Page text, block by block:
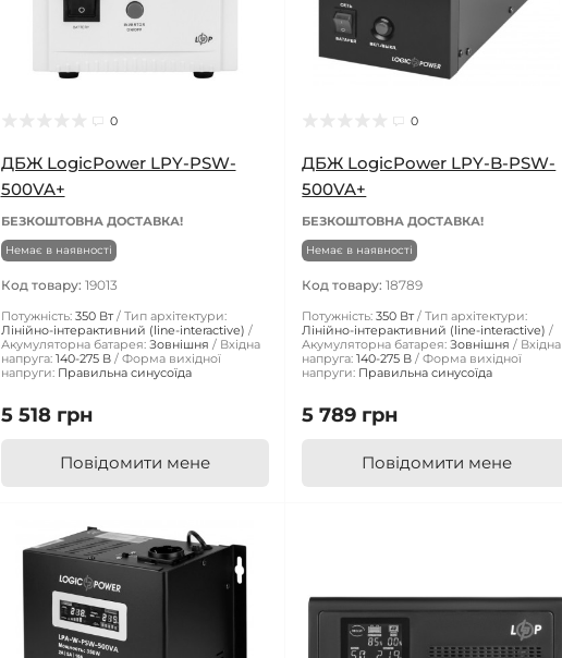
0
ДБЖ LogicPower LPY-PSW-
500VA+
БЕЗКОШТОВНА ДОСТАВКА!
Немає в наявності
Код товару: 19013
Потужність: 350 Вт
Тип архітектури:
Лінійно-інтерактивний (line-interactive)
Акумуляторна батарея: Зовнішня
Вхідна
напруга: 140-275 В
Форма вихідної
напруги: Правильна синусоїда
5 518 грн
Повідомити мене
0
ДБЖ LogicPower LPY-B-PSW-
500VA+
БЕЗКОШТОВНА ДОСТАВКА!
Немає в наявності
Код товару:18789
Потужність: 350 Вт
Тип архітектури:
Лінійно-інтерактивний (line-interactive)
Акумуляторна батарея: Зовнішня
Вхідна
напруга: 140-275 В
Форма вихідної
напруги: Правильна синусоїда
5 789 грн
Повідомити мене